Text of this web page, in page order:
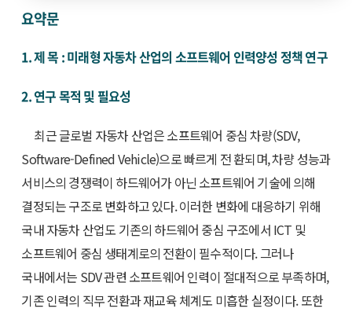
요약문
1. 제 목 : 미래형 자동차 산업의 소프트웨어 인력양성 정책 연구
2. 연구 목적 및 필요성
최근 글로벌 자동차 산업은 소프트웨어 중심 차량(SDV,
Software-Defined Vehicle)으로 빠르게 전 환되며, 차량 성능과
서비스의 경쟁력이 하드웨어가 아닌 소프트웨어 기술에 의해
결정되는 구조로 변화하고 있다. 이러한 변화에 대응하기 위해
국내 자동차 산업도 기존의 하드웨어 중심 구조에서 ICT 및
소프트웨어 중심 생태계로의 전환이 필수적이다. 그러나
국내에서는 SDV 관련 소프트웨어 인력이 절대적으로 부족하며,
기존 인력의 직무 전환과 재교육 체계도 미흡한 실정이다. 또한